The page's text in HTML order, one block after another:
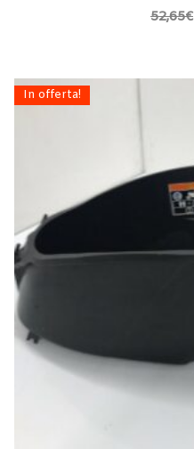
52,65€
In offerta!